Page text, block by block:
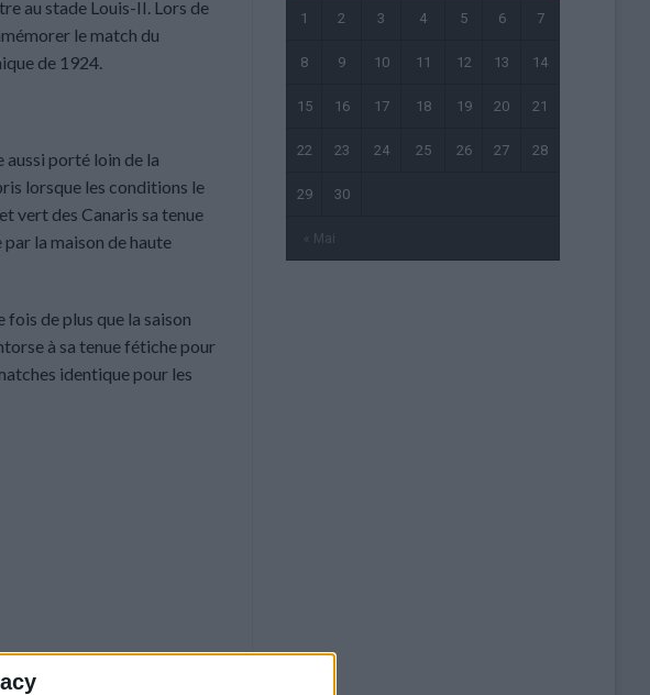
au stade Louis-II. Lors de
le match du
de 1924.
aussi porté loin de la
lorsque les conditions le
vert des Canaris sa tenue
la maison de haute
de plus que la saison
à sa tenue fétiche pour
identique pour les
« Mai
1 2 3 4 5 6 7
8 9 10 11 12 13 14
15 16 17 18 19 20 21
22 23 24 25 26 27 28
29 30